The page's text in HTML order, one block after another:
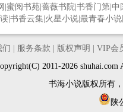
蜜阅书苑 蔷薇书院 书香门第 中
书香云集 火星小说 最青春小
们 服务条款 版权声明
VIP会
2011-2026
书海小说版权所有
陕